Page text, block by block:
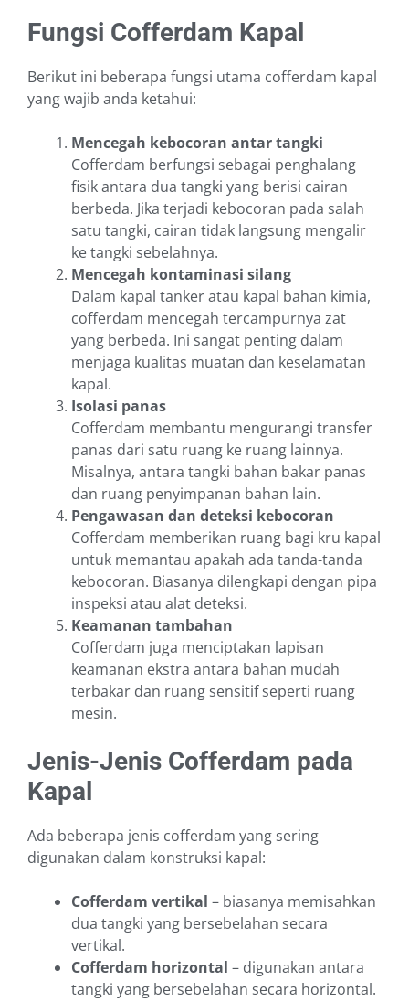
Fungsi Cofferdam Kapal
Berikut ini beberapa fungsi utama cofferdam kapal
yang wajib anda ketahui:
Mencegah kebocoran antar tangki
Cofferdam berfungsi sebagai penghalang
fisik antara dua tangki yang berisi cairan
berbeda. Jika terjadi kebocoran pada salah
satu tangki, cairan tidak langsung mengalir
ke tangki sebelahnya.
Mencegah kontaminasi silang
Dalam kapal tanker atau kapal bahan kimia,
cofferdam mencegah tercampurnya zat
yang berbeda. Ini sangat penting dalam
menjaga kualitas muatan dan keselamatan
kapal.
Isolasi panas
Cofferdam membantu mengurangi transfer
panas dari satu ruang ke ruang lainnya.
Misalnya, antara tangki bahan bakar panas
dan ruang penyimpanan bahan lain.
Pengawasan dan deteksi kebocoran
Cofferdam memberikan ruang bagi kru kapal
untuk memantau apakah ada tanda-tanda
kebocoran. Biasanya dilengkapi dengan pipa
inspeksi atau alat deteksi.
Keamanan tambahan
Cofferdam juga menciptakan lapisan
keamanan ekstra antara bahan mudah
terbakar dan ruang sensitif seperti ruang
mesin.
Jenis-Jenis Cofferdam pada
Kapal
Ada beberapa jenis cofferdam yang sering
digunakan dalam konstruksi kapal:
Cofferdam vertikal – biasanya memisahkan
dua tangki yang bersebelahan secara
vertikal.
Cofferdam horizontal – digunakan antara
tangki yang bersebelahan secara horizontal.